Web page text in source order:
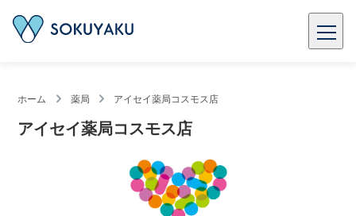
ホーム 薬局 アイセイ薬局コスモス店
アイセイ薬局コスモス店